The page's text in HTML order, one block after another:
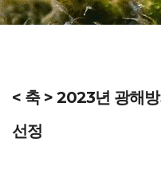
< 축 > 2023년 광해
선정